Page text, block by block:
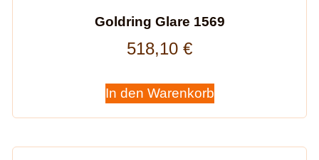
Goldring Glare 1569
518,10 €
In den Warenkorb